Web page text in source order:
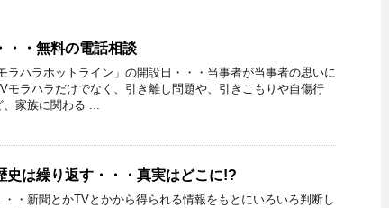
・・無料の電話相談
ラハラホットライン」の開設日・・・当事者が当事者の思いに
モラハラだけでなく、引き離し問題や、引きこもりや自傷行
家族に関わる ...
史は繰り返す・・・真実はどこに!?
・新聞とかTVとかから得られる情報をもとにいろいろ判断し